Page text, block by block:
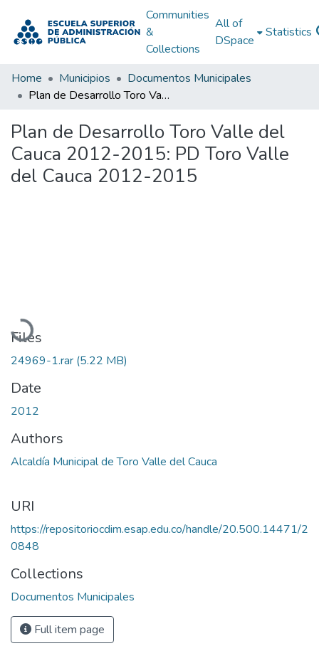
Communities
&
Collections
All of
DSpace
Statistics
Home Municipios
Documentos Municipales
Plan de Desarrollo Toro Valle del Cauca 2012-2015: PD Toro Valle del Cauca 2012-2015
Plan de Desarrollo Toro Valle del
Cauca 2012-2015: PD Toro Valle
del Cauca 2012-2015
Loading...
Files
24969-1.rar (5.22 MB)
Date
2012
Authors
Alcaldía Municipal de Toro Valle del Cauca
URI
https://repositoriocdim.esap.edu.co/handle/20.500.14471/2
0848
Collections
Documentos Municipales
Full item page